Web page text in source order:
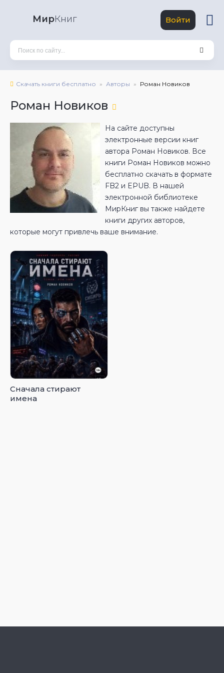
МирКниг Войти
Скачать книги бесплатно Авторы Роман Новиков
Роман Новиков
На сайте доступны
электронные версии книг
автора Роман Новиков. Все
книги Роман Новиков можно
бесплатно скачать в формате
FB2 и EPUB. В нашей
электронной библиотеке
МирКниг вы также найдете
книги других авторов,
которые могут привлечь ваше внимание.
Сначала стирают
имена